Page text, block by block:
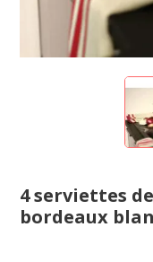
4 serviettes
bordeaux